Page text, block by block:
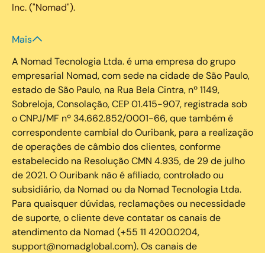
Inc. ("Nomad").
Mais
A Nomad Tecnologia Ltda. é uma empresa do grupo
empresarial Nomad, com sede na cidade de São Paulo,
estado de São Paulo, na Rua Bela Cintra, nº 1149,
Sobreloja, Consolação, CEP 01.415-907, registrada sob
o CNPJ/MF nº 34.662.852/0001-66, que também é
correspondente cambial do Ouribank, para a realização
de operações de câmbio dos clientes, conforme
estabelecido na Resolução CMN 4.935, de 29 de julho
de 2021. O Ouribank não é afiliado, controlado ou
subsidiário, da Nomad ou da Nomad Tecnologia Ltda.
Para quaisquer dúvidas, reclamações ou necessidade
de suporte, o cliente deve contatar os canais de
atendimento da Nomad (+55 11 4200.0204,
support@nomadglobal.com). Os canais de